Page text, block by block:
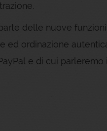
delle nuove
ed ordinazione
e di cui parleremo